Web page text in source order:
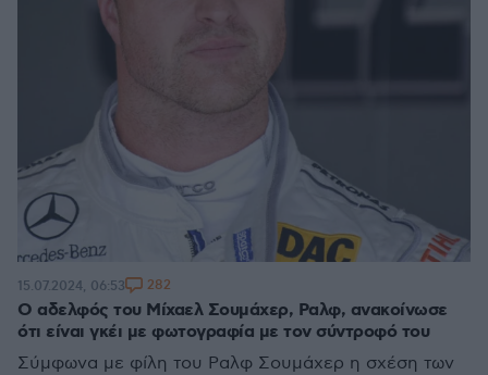
O αδελφός του Μίχαελ Σουμάχερ, Ραλφ, ανακοίνωσε
ότι είναι γκέι με φωτογραφία με τον σύντροφό του
Σύμφωνα με φίλη του Ραλφ Σουμάχερ η σχέση των
15.07.2024, 06:53 282